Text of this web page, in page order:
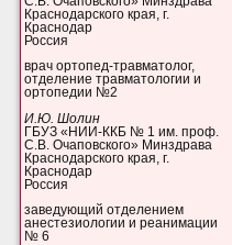
Краснодарского края, г.
Краснодар
Россия
врач ортопед-травматолог,
отделение травматологии и
ортопедии №2
И.Ю. Шолин
ГБУЗ «НИИ-ККБ № 1 им. проф.
С.В. Очаповского» Минздрава
Краснодарского края, г.
Краснодар
Россия
заведующий отделением
анестезиологии и реанимации
№ 6